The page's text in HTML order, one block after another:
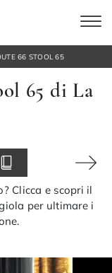
66 STOOL 65
65 di La
Clicca e scopri il
per ultimare i